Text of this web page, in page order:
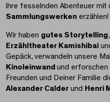
ihre fesselnden Abenteuer mit
Sammlungswerken erzählen!
Wir haben gutes Storytelling,
Erzähltheater Kamishibai
Gepäck, verwandeln unsere
Kinoleinwand und erforschen
Freunden und Deiner Familie
Alexander Calder und Henri